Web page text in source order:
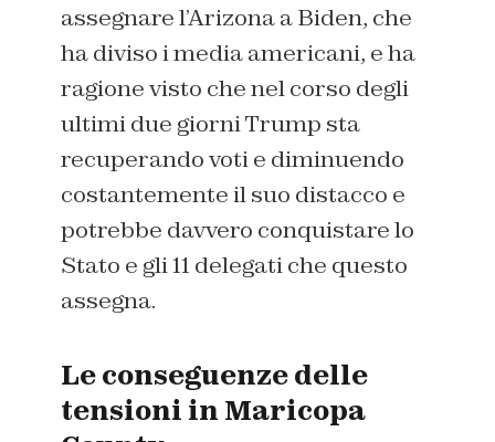
assegnare l’Arizona a Biden, che
ha diviso i media americani, e ha
ragione visto che nel corso degli
ultimi due giorni Trump sta
recuperando voti e diminuendo
costantemente il suo distacco e
potrebbe davvero conquistare lo
Stato e gli 11 delegati che questo
assegna.
Le conseguenze delle
tensioni in Maricopa